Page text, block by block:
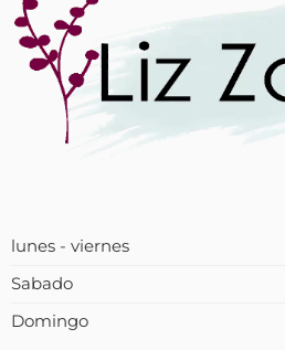
lunes - viernes
Sabado
Domingo